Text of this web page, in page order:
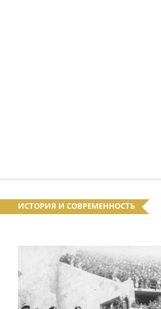
ИСТОРИЯ И СОВРЕМЕННОСТЬ